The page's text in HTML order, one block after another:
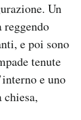
Un
e poi sono
tenute
e uno
chiesa,